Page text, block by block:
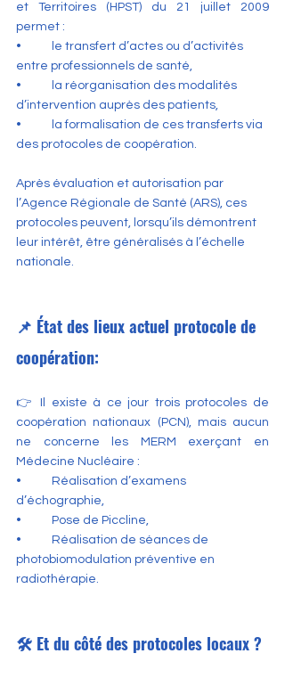
et Territoires (HPST) du 21 juillet 2009
permet :
•	le transfert d’actes ou d’activités
entre professionnels de santé,
•	la réorganisation des modalités
d’intervention auprès des patients,
•	la formalisation de ces transferts via
des protocoles de coopération.
Après évaluation et autorisation par
l’Agence Régionale de Santé (ARS), ces
protocoles peuvent, lorsqu’ils démontrent
leur intérêt, être généralisés à l’échelle
nationale.
📌 État des lieux actuel protocole de
coopération:
👉 Il existe à ce jour trois protocoles de
coopération nationaux (PCN), mais aucun
ne concerne les MERM exerçant en
Médecine Nucléaire :
•	Réalisation d’examens
d’échographie,
•	Pose de Piccline,
•	Réalisation de séances de
photobiomodulation préventive en
radiothérapie.
🛠️ Et du côté des protocoles locaux ?